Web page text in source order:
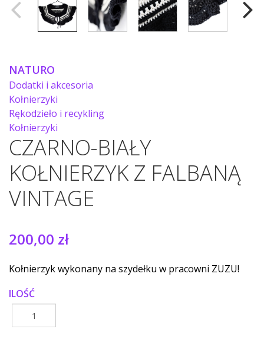
NATURO
Dodatki i akcesoria
Kołnierzyki
Rękodzieło i recykling
Kołnierzyki
CZARNO-BIAŁY
KOŁNIERZYK Z FALBANĄ
VINTAGE
200,00 zł
Kołnierzyk wykonany na szydełku w pracowni ZUZU!
ILOŚĆ